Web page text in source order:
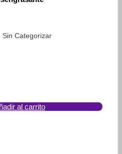
Sin Categorizar
al carrito